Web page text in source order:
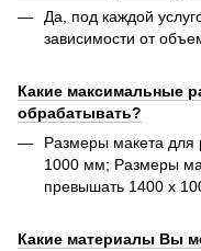
Да, под каждой
зависимости от
Какие максимальные
обрабатывать?
Размеры макета для
1000 мм; Размеры
превышать 1400 х
Какие материалы Вы